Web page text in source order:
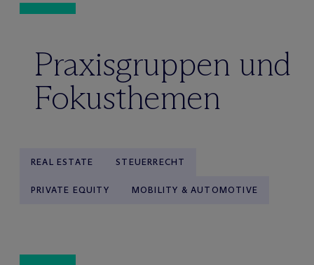
Praxisgruppen und
Fokusthemen
REAL ESTATE STEUERRECHT
PRIVATE EQUITY MOBILITY & AUTOMOTIVE